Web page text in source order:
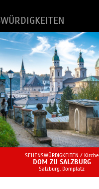
SEHENSWÜRDIGKEITEN / Kirche
DOM ZU SALZBURG
Salzburg, Domplatz